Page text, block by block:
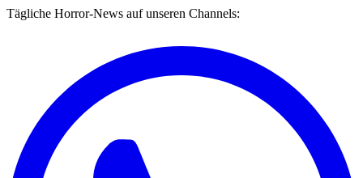
Tägliche Horror-News auf unseren Channels: